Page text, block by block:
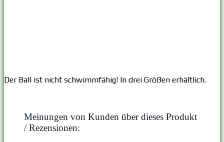
Der Ball ist nicht schwimmfähig! In drei Größen erhältlich.
Meinungen von Kunden über dieses Produkt
/ Rezensionen: